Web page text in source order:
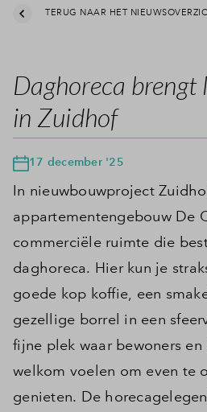
TERUG NAAR HET
Daghoreca brengt
in Zuidhof
17 december '25
In nieuwbouwproject
appartementengebouw De
commerciële ruimte die
daghoreca. Hier kun je
goede kop koffie, een
gezellige borrel in een
fijne plek waar bewoners en
welkom voelen om even te
genieten. De